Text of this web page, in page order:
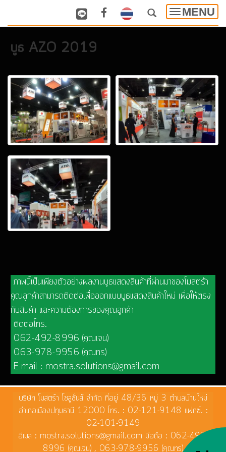
Toggle
MENU
บูธ AZO 2019
ภาพนี้เป็นเพียงตัวอย่างผลงานบูธแสดงสินค้าที่ผ่านมาของโมสตร้า
คุณลูกค้าสามารถติดต่อเพื่อออกแบบบูธแสดงสินค้าใหม่ เพื่อให้ตรง
กับสินค้า และความต้องการของคุณลูกค้า
ติดต่อโทร.
062-492-8996 (คุณเจน)
063-978-9956 (คุณทร)
E-mail : mostra.solutions@gmail.com
บริษัท โมสตร้า โซลูชั่นส์ จำกัด ที่อยู่ 48/36 หมู่ 3 ตำบลบ้านใหม่
อำเภอเมืองปทุมธานี 12000 โทร. : 02-121-9148 แฟกซ์. :
02-101-9149
อีเมล : mostra.solutions@gmail.com มือถือ : 062-492-
8996 (คุณเจน) , 063-978-9956 (คุณทร)